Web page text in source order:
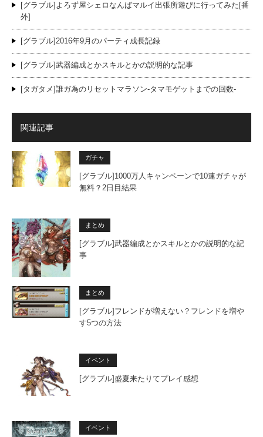
[グラブル]よろず屋シェロなんばマルイ出張所遊びに行ってみた[番
外]
[グラブル]2016年9月のパーティ成長記録
[グラブル]武器編成とかスキルとかの説明的な記事
[タガタメ]誰ガ為のリセットマラソン-タマモゲットまでの回数-
関連記事
ガチャ
[グラブル]1000万人キャンペーンで10連ガチャが
無料？2日目結果
まとめ
[グラブル]武器編成とかスキルとかの説明的な記
事
まとめ
[グラブル]フレンドが増えない？フレンドを増や
す5つの方法
イベント
[グラブル]盛夏来たりてプレイ感想
イベント